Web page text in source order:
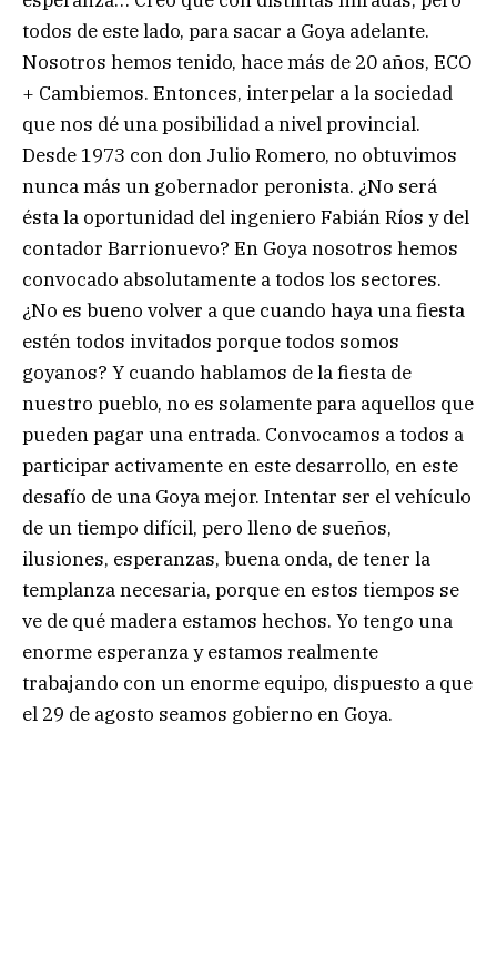
todos de este lado, para sacar a Goya adelante.
Nosotros hemos tenido, hace más de 20 años, ECO
+ Cambiemos. Entonces, interpelar a la sociedad
que nos dé una posibilidad a nivel provincial.
Desde 1973 con don Julio Romero, no obtuvimos
nunca más un gobernador peronista. ¿No será
ésta la oportunidad del ingeniero Fabián Ríos y del
contador Barrionuevo? En Goya nosotros hemos
convocado absolutamente a todos los sectores.
¿No es bueno volver a que cuando haya una fiesta
estén todos invitados porque todos somos
goyanos? Y cuando hablamos de la fiesta de
nuestro pueblo, no es solamente para aquellos que
pueden pagar una entrada. Convocamos a todos a
participar activamente en este desarrollo, en este
desafío de una Goya mejor. Intentar ser el vehículo
de un tiempo difícil, pero lleno de sueños,
ilusiones, esperanzas, buena onda, de tener la
templanza necesaria, porque en estos tiempos se
ve de qué madera estamos hechos. Yo tengo una
enorme esperanza y estamos realmente
trabajando con un enorme equipo, dispuesto a que
el 29 de agosto seamos gobierno en Goya.